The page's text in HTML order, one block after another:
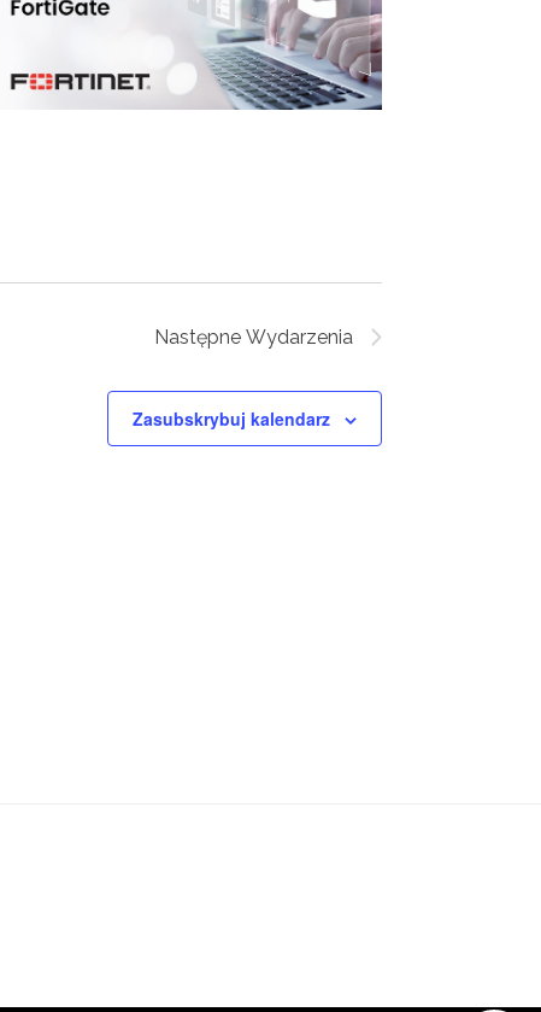
Następne Wydarzenia
Zasubskrybuj kalendarz